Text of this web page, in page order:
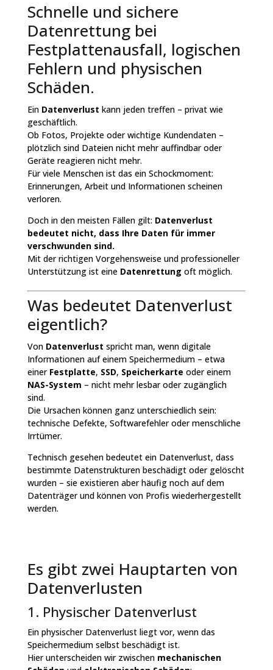
Schnelle und sichere
Datenrettung bei
Festplattenausfall, logischen
Fehlern und physischen
Schäden.
Ein Datenverlust kann jeden treffen – privat wie
geschäftlich.
Ob Fotos, Projekte oder wichtige Kundendaten –
plötzlich sind Dateien nicht mehr auffindbar oder
Geräte reagieren nicht mehr.
Für viele Menschen ist das ein Schockmoment:
Erinnerungen, Arbeit und Informationen scheinen
verloren.
Doch in den meisten Fällen gilt: Datenverlust
bedeutet nicht, dass Ihre Daten für immer
verschwunden sind.
Mit der richtigen Vorgehensweise und professioneller
Unterstützung ist eine Datenrettung oft möglich.
Was bedeutet Datenverlust
eigentlich?
Von Datenverlust spricht man, wenn digitale
Informationen auf einem Speichermedium – etwa
einer Festplatte, SSD, Speicherkarte oder einem
NAS-System – nicht mehr lesbar oder zugänglich
sind.
Die Ursachen können ganz unterschiedlich sein:
technische Defekte, Softwarefehler oder menschliche
Irrtümer.
Technisch gesehen bedeutet ein Datenverlust, dass
bestimmte Datenstrukturen beschädigt oder gelöscht
wurden – sie existieren aber häufig noch auf dem
Datenträger und können von Profis wiederhergestellt
werden.
Es gibt zwei Hauptarten von
Datenverlusten
1. Physischer Datenverlust
Ein physischer Datenverlust liegt vor, wenn das
Speichermedium selbst beschädigt ist.
Hier unterscheiden wir zwischen mechanischen